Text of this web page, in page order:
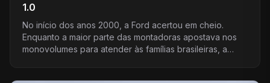
1.0
No início dos anos 2000, a Ford acertou em cheio.
Enquanto a maior parte das montadoras apostava nos
monovolumes para atender às famílias brasileiras, a…